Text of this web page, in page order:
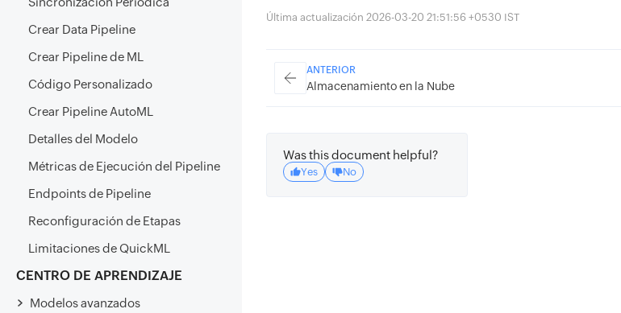
Crear Data Pipeline
Crear Pipeline de ML
Código Personalizado
Crear Pipeline AutoML
Detalles del Modelo
Métricas de Ejecución del Pipeline
Endpoints de Pipeline
Reconfiguración de Etapas
Limitaciones de QuickML
CENTRO DE APRENDIZAJE
Modelos avanzados
Última actualización 2026-03-20 21:51:56 +0530 IST
ANTERIOR
Almacenamiento en la Nube
Was this document helpful?
Yes No